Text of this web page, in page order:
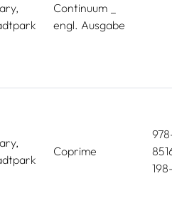
Continuum _
engl. Ausgabe
Coprime